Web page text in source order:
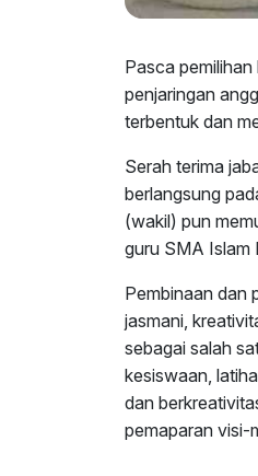
Pasca
penjaringan
terbentuk dan
Serah terima
berlangsung
(wakil) pun
guru SMA Islam
Pembinaan dan
jasmani,
sebagai salah
kesiswaan,
dan
pemaparan visi-